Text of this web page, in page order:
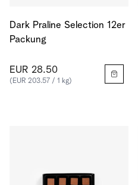
Dark Praline Selection 12er
Packung
EUR 28.50
(EUR 203.57 / 1 kg)